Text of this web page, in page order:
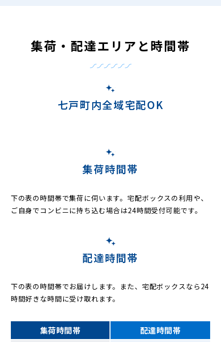
集荷・配達エリアと時間帯
七戸町内全域宅配OK
集荷時間帯
下の表の時間帯で集荷に伺います。宅配ボックスの利用や、
ご自身でコンビニに持ち込む場合は24時間受付可能です。
配達時間帯
下の表の時間帯でお届けします。また、宅配ボックスなら24
時間好きな時間に受け取れます。
集荷時間帯 配達時間帯